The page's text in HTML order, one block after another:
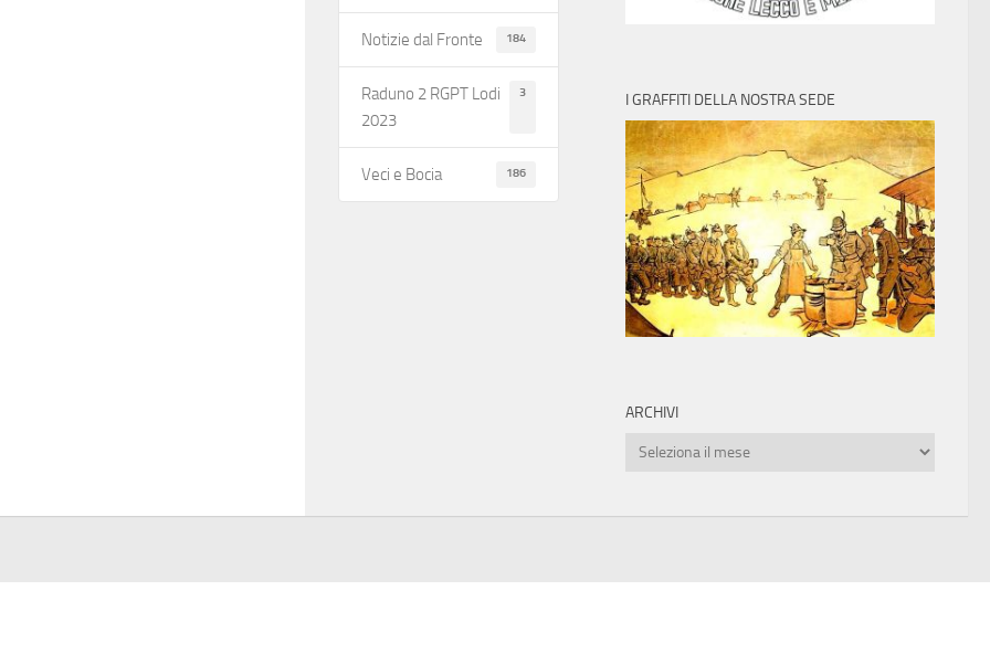
I GRAFFITI DELLA NOSTRA SEDE
ARCHIVI
Archivi
Notizie dal Fronte 184
Raduno 2 RGPT Lodi
2023
3
Veci e Bocia 186